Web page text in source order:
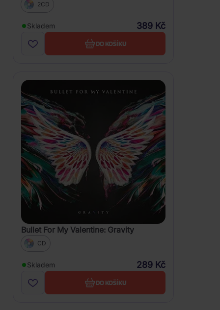
2CD
Skladem 389 Kč
DO KOŠÍKU
Bullet For My Valentine: Gravity
CD
Skladem 289 Kč
DO KOŠÍKU